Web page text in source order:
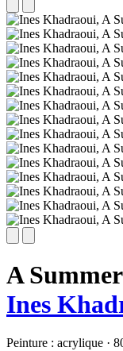
A
Ines
Peinture : acrylique ·